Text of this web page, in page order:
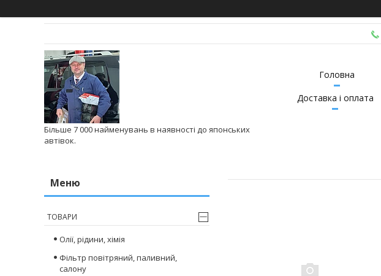
Більше 7 000 найменувань в наявності до японських
автівок.
Головна
Доставка і оплата
ТОВАРИ
Олії, рідини, хімія
Фільтр повітряний, паливний,
салону